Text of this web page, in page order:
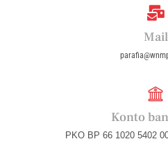
Mail
Konto
PKO BP 66 1020 5402